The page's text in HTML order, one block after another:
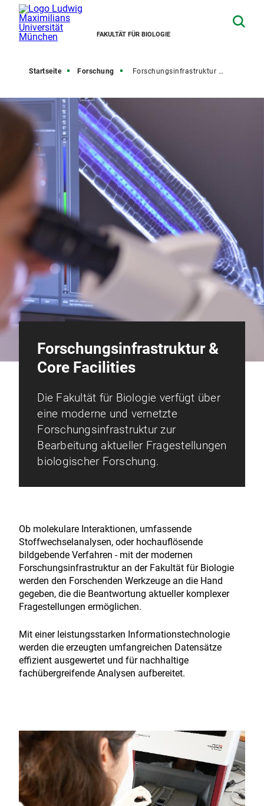
FAKULTÄT FÜR BIOLOGIE
Startseite Forschung Forschungsinfrastruktur & Core Facilities
Forschungsinfrastruktur &
Core Facilities
Die Fakultät für Biologie verfügt über
eine moderne und vernetzte
Forschungsinfrastruktur zur
Bearbeitung aktueller Fragestellungen
biologischer Forschung.
Ob molekulare Interaktionen, umfassende
Stoffwechselanalysen, oder hochauflösende
bildgebende Verfahren - mit der modernen
Forschungsinfrastruktur an der Fakultät für Biologie
werden den Forschenden Werkzeuge an die Hand
gegeben, die die Beantwortung aktueller komplexer
Fragestellungen ermöglichen.
Mit einer leistungsstarken Informationstechnologie
werden die erzeugten umfangreichen Datensätze
effizient ausgewertet und für nachhaltige
fachübergreifende Analysen aufbereitet.